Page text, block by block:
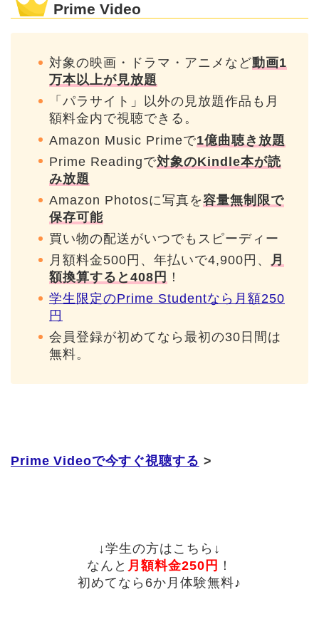
Prime Video
対象の映画・ドラマ・アニメなど動画1
万本以上が見放題
「パラサイト」以外の見放題作品も月
額料金内で視聴できる。
Amazon Music Primeで1億曲聴き放題
Prime Readingで対象のKindle本が読
み放題
Amazon Photosに写真を容量無制限で
保存可能
買い物の配送がいつでもスピーディー
月額料金500円、年払いで4,900円、 月
額換算すると408円 ！
学生限定のPrime Studentなら月額250
円
会員登録が初めてなら最初の30日間は
無料。
Prime Videoで今すぐ視聴する >
↓学生の方はこちら ↓
なんと 月額料金250円 ！
初めてなら6か月体験無料♪